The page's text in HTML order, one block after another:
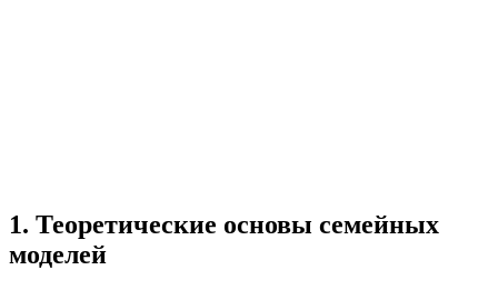
1. Теоретические основы семейных
моделей